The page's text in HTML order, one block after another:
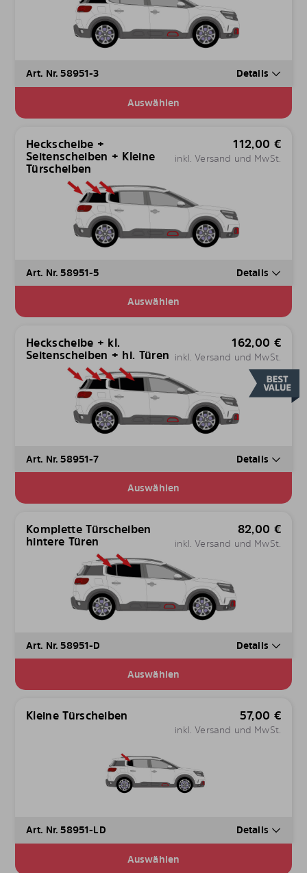
Art. Nr. 58951-3 Details
Auswählen
Heckscheibe +
Seitenscheiben + Kleine
Türscheiben
112,00 €
inkl. Versand und MwSt.
Art. Nr. 58951-5 Details
Auswählen
Heckscheibe + kl.
Seitenscheiben + hi. Türen
162,00 €
inkl. Versand und MwSt.
Art. Nr. 58951-7 Details
Auswählen
Komplette Türscheiben
hintere Türen
82,00 €
inkl. Versand und MwSt.
Art. Nr. 58951-D Details
Auswählen
Kleine Türscheiben 57,00 €
inkl. Versand und MwSt.
Art. Nr. 58951-LD Details
Auswählen